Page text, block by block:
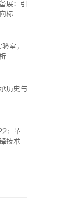
展：引
标
室，
历史与
：革
技术